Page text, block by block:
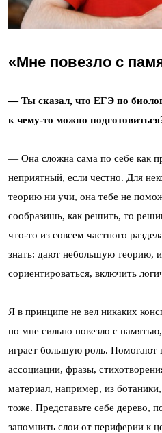
«Мне повезло с
— Ты сказал, что ЕГЭ по
к чему-то можно
— Она сложна сама по себе как
неприятный, если честно. Для
теорию ни учи, она тебе не
сообразишь, как решить, то
что-то из совсем частного
знать: дают небольшую теорию,
сориентироваться, включить
Я в принципе не вел никаких
но мне сильно повезло с
играет большую роль. Помогают
ассоциации, фразы,
материал, например, из
тоже. Представьте себе дерево,
запомнить слои от периферии к